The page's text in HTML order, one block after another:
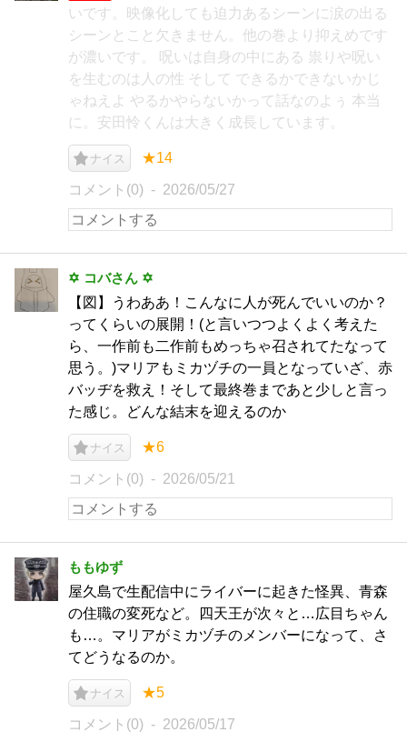
いです。映像化しても迫力あるシーンに涙の出る
シーンとこと欠きません。他の巻より抑えめです
が濃いです。 呪いは自身の中にある 祟りや呪い
を生むのは人の性 そして できるかできないかじ
ゃねえよ やるかやらないかって話なのよぅ 本当
に。安田怜くんは大きく成長しています。
ナイス ★14
コメント(0) 2026/05/27
✡ コバさん ✡
【図】うわああ！こんなに人が死んでいいのか？
ってくらいの展開！(と言いつつよくよく考えた
ら、一作前も二作前もめっちゃ召されてたなって
思う。)マリアもミカヅチの一員となっていざ、赤
バッヂを救え！そして最終巻まであと少しと言っ
た感じ。どんな結末を迎えるのか
ナイス ★6
コメント(0) 2026/05/21
ももゆず
屋久島で生配信中にライバーに起きた怪異、青森
の住職の変死など。四天王が次々と…広目ちゃん
も…。マリアがミカヅチのメンバーになって、さ
てどうなるのか。
ナイス ★5
コメント(0) 2026/05/17